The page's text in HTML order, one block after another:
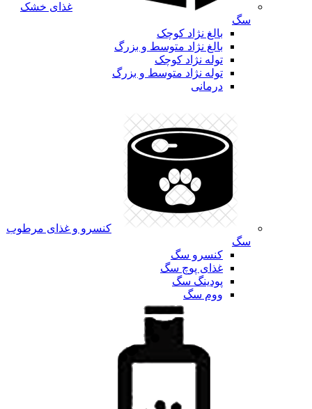
غذای خشک
سگ
بالغ نژاد کوچک
بالغ نژاد متوسط و بزرگ
توله نژاد کوچک
توله نژاد متوسط و بزرگ
درمانی
کنسرو و غذای مرطوب
سگ
کنسرو سگ
غذای پوچ سگ
پودینگ سگ
ووم سگ